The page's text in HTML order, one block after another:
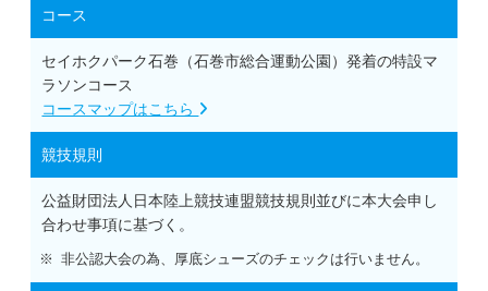
コース
セイホクパーク石巻（石巻市総合運動公園）発着の特設マ
ラソンコース
コースマップはこちら
競技規則
公益財団法人日本陸上競技連盟競技規則並びに本大会申し
合わせ事項に基づく。
非公認大会の為、厚底シューズのチェックは行いません。